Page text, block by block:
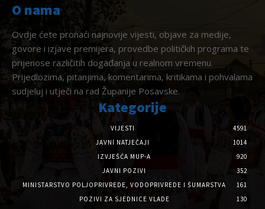
O nama
Ovdje ćete pronaći najnovije vijesti, objave za medije,
govore i izjave premijera, provedbe političkih programa te
prijenose različitih događanja u realnom vremenu.
Prijedlozima, pitanjima, komentarima, kritikama i pohvalama
sudjeluj i utječi na rad Županije Posavske.
Kategorije
VIJESTI
4591
JAVNI NATJEČAJI
1014
IZVJEŠĆA MUP-A
920
JAVNI POZIVI
352
MINISTARSTVO POLJOPRIVREDE, VODOPRIVREDE I ŠUMARSTVA
161
POZIVI ZA SJEDNICE VLADE
130